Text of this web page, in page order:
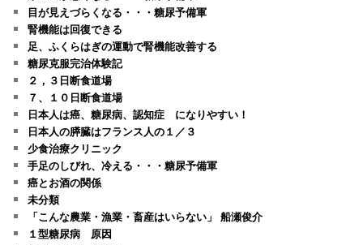
目が見えづらくなる・・・糖尿予備軍
腎機能は回復できる
足、ふくらはぎの運動で腎機能改善する
糖尿克服完治体験記
２，３日断食道場
７、１０日断食道場
日本人は癌、糖尿病、認知症 になりやすい！
日本人の膵臓はフランス人の１／３
少食治療クリニック
手足のしびれ、冷える・・・糖尿予備軍
癌とお酒の関係
未分類
「こんな農業・漁業・畜産はいらない」 船瀬俊介
１型糖尿病 原因